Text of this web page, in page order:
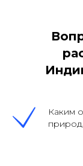
Каким